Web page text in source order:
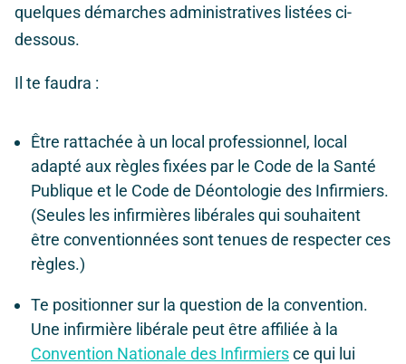
quelques démarches administratives listées ci-
dessous.
Il te faudra :
Être rattachée à un local professionnel, local
adapté aux règles fixées par le Code de la Santé
Publique et le Code de Déontologie des Infirmiers.
(Seules les infirmières libérales qui souhaitent
être conventionnées sont tenues de respecter ces
règles.)
Te positionner sur la question de la convention.
Une infirmière libérale peut être affiliée à la
Convention Nationale des Infirmiersce qui lui